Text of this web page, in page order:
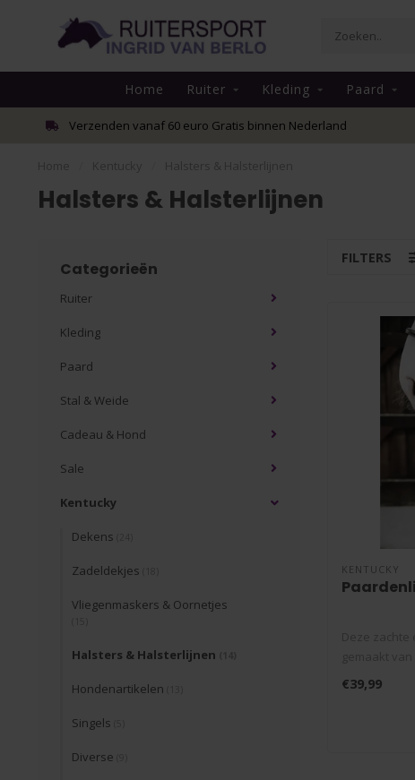
Home Ruiter Kleding Paard
Verzenden vanaf 60 euro Gratis binnen Nederland
Halsters & Halsterlijnen
Categorieën
Ruiter
Kleding
Paard
Stal & Weide
Cadeau & Hond
Sale
Kentucky
Dekens
Zadeldekjes
Vliegenmaskers & Oornetjes
Halsters & Halsterlijnen
Hondenartikelen
Singels
Diverse
FILTERS
KENTUCKY
p..
€39,99